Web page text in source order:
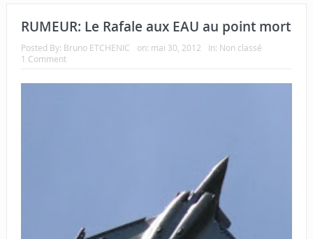
RUMEUR: Le Rafale aux EAU au point mort
Posted By: Bruno ETCHENIC on: mai 30, 2012 In: Non classé
1 Comment